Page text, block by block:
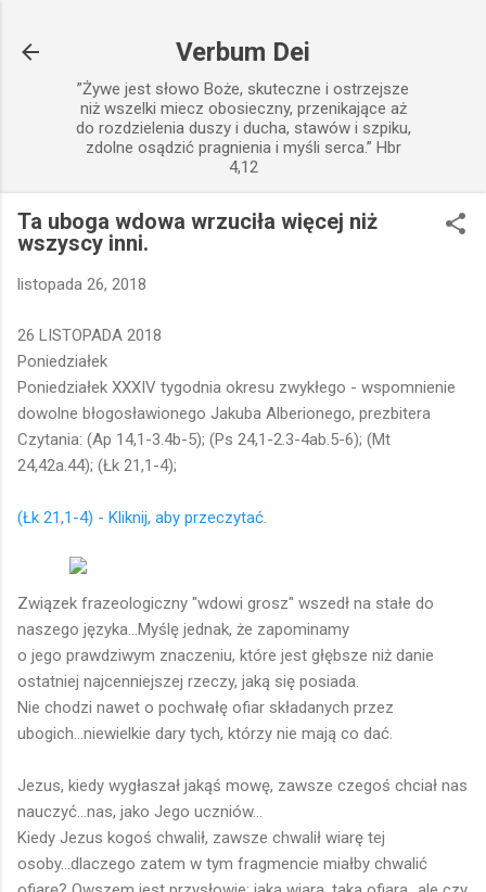
Verbum Dei
”Żywe jest słowo Boże, skuteczne i ostrzejsze
niż wszelki miecz obosieczny, przenikające aż
do rozdzielenia duszy i ducha, stawów i szpiku,
zdolne osądzić pragnienia i myśli serca.” Hbr
4,12
Ta uboga wdowa wrzuciła więcej niż
wszyscy inni.
listopada 26, 2018
26 LISTOPADA 2018
Poniedziałek
Poniedziałek XXXIV tygodnia okresu zwykłego - wspomnienie
dowolne błogosławionego Jakuba Alberionego, prezbitera
Czytania: (Ap 14,1-3.4b-5); (Ps 24,1-2.3-4ab.5-6); (Mt
24,42a.44); (Łk 21,1-4);
(Łk 21,1-4) - Kliknij, aby przeczytać.
Związek frazeologiczny "wdowi grosz" wszedł na stałe do
naszego języka...Myślę jednak, że zapominamy
o jego prawdziwym znaczeniu, które jest głębsze niż danie
ostatniej najcenniejszej rzeczy, jaką się posiada.
Nie chodzi nawet o pochwałę ofiar składanych przez
ubogich...niewielkie dary tych, którzy nie mają co dać.
Jezus, kiedy wygłaszał jakąś mowę, zawsze czegoś chciał nas
nauczyć...nas, jako Jego uczniów...
Kiedy Jezus kogoś chwalił, zawsze chwalił wiarę tej
osoby...dlaczego zatem w tym fragmencie miałby chwalić